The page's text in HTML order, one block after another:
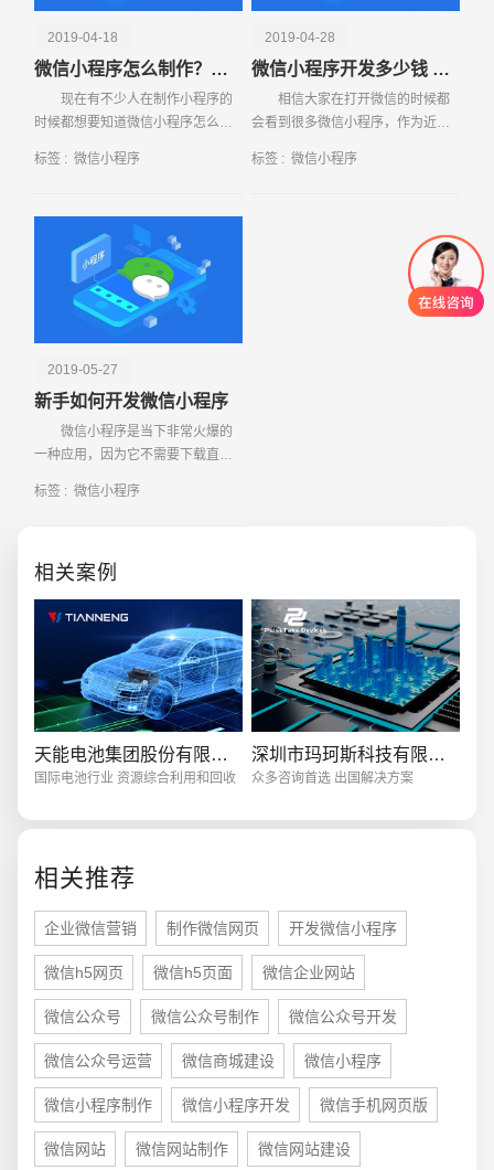
2019-04-18
微信小程序怎么制作？小程序的特点是什么？
现在有不少人在制作小程序的
时候都想要知道微信小程序怎么制
小程序是可以自己制作的，也可以
标签 : 微信小程序
2019-04-28
微信小程序开发多少钱 影响因素有哪些
相信大家在打开微信的时候都
会看到很多微信小程序，作为近年
小程序已经成为了众多商家和消费
标签 : 微信小程序
2019-05-27
新手如何开发微信小程序
微信小程序是当下非常火爆的
一种应用，因为它不需要下载直接
的喜爱，毕竟她可谓是实现了真正
标签 : 微信小程序
相关案例
天能电池集团股份有限公司
国际电池行业 资源综合利用和回收
深圳市玛珂斯科技有限公司
众多咨询首选 出国解决方案
相关推荐
企业微信营销 制作微信网页 开发微信小程序
微信h5网页 微信h5页面 微信企业网站
微信公众号 微信公众号制作 微信公众号开发
微信公众号运营 微信商城建设 微信小程序
微信小程序制作 微信小程序开发 微信手机网页版
微信网站 微信网站制作 微信网站建设
电商及系统平台开发 · 微信小程序开发